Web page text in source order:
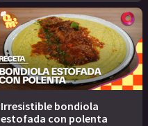
Irresistible bondiola
estofada con polenta